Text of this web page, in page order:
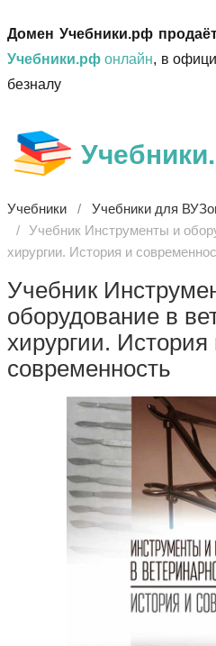
Домен Учебники.рф
Учебники.рф онлайн, в
безналу
Учебники
Учебники для
Учебник Инструменты и
хирургии. История и
Учебник
оборудование в
хирургии. История
современность